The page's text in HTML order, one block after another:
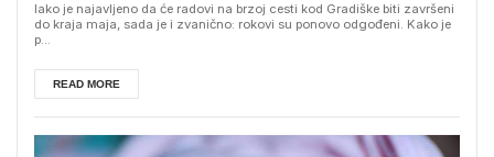
Iako je najavljeno da će radovi na brzoj cesti kod Gradiške biti završeni
do kraja maja, sada je i zvanično: rokovi su ponovo odgođeni. Kako je
p...
READ MORE